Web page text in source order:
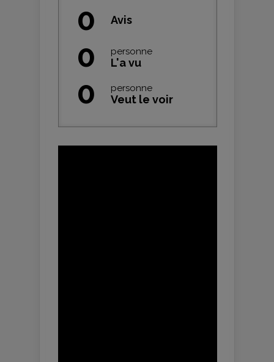
0 Avis
0 personne
L'a vu
0 personne
Veut le voir